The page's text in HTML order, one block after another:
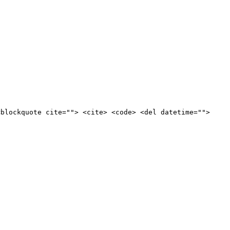
cite=""> <cite> <code> <del datetime="">